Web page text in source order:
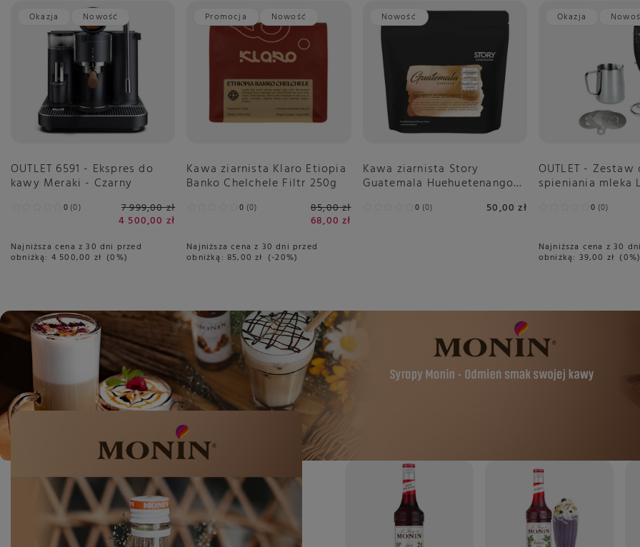
Okazja Nowość
0 0
OUTLET 6591 - Ekspres do
kawy Meraki - Czarny
7 999,00 zł
4 500,00 zł
Najniższa cena z 30 dni przed
obniżką: 4 500,00 zł 0%
Promocja Nowość
0 0
Kawa ziarnista Klaro Etiopia
Banko Chelchele Filtr 250g
85,00 zł
68,00 zł
Najniższa cena z 30 dni przed
obniżką:85,00 zł -20%
Nowość
0 0
Kawa ziarnista Story
Guatemala Huehuetenango
50,00 zł
Okazja
0 0
OUTLET - Zestaw
spieniania mleka
Najniższa cena z 30
obniżką: 39,00 zł 0%